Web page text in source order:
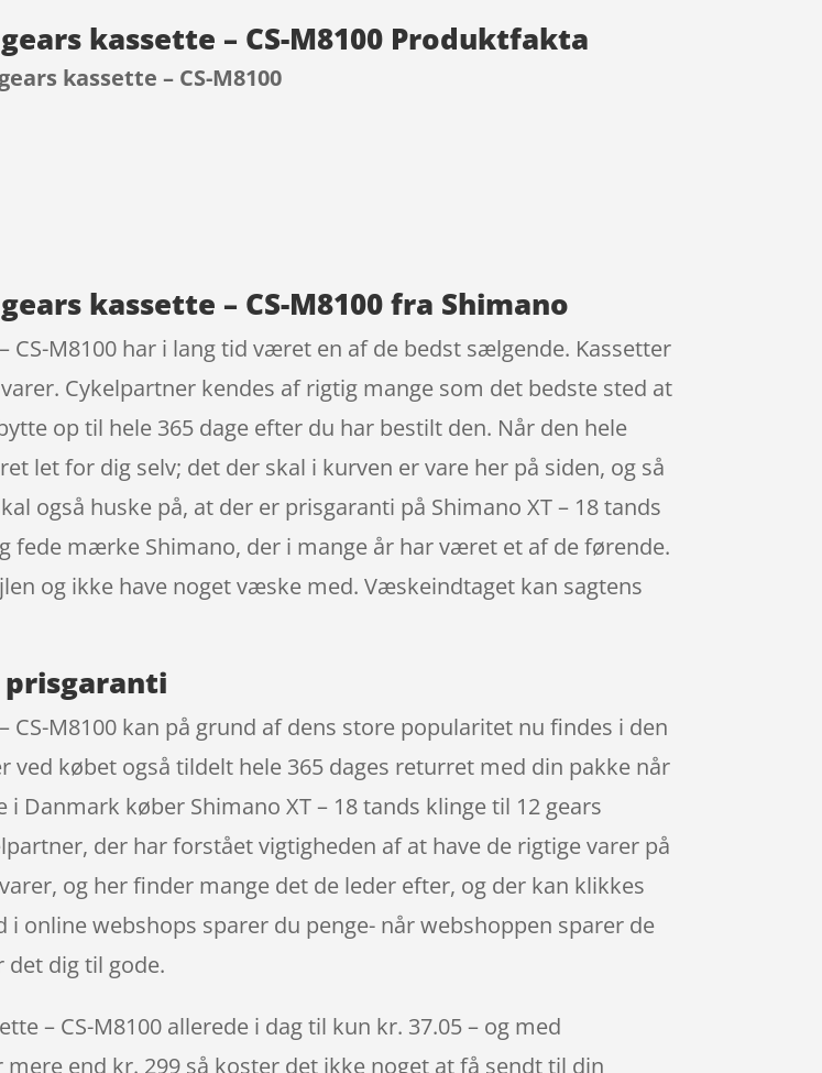
kassette – CS-M8100 Produktfakta
kassette – CS-M8100
kassette – CS-M8100 fra Shimano
CS-M8100 har i lang tid været en af de bedst sælgende. Kassetter
Cykelpartner kendes af rigtig mange som det bedste sted at
op til hele 365 dage efter du har bestilt den. Når den hele
let for dig selv; det der skal i kurven er vare her på siden, og så
også huske på, at der er prisgaranti på Shimano XT – 18 tands
fede mærke Shimano, der i mange år har været et af de førende.
og ikke have noget væske med. Væskeindtaget kan sagtens
CS-M8100 kan på grund af dens store popularitet nu findes i den
købet også tildelt hele 365 dages returret med din pakke når
Danmark køber Shimano XT – 18 tands klinge til 12 gears
der har forstået vigtigheden af at have de rigtige varer på
og her finder mange det de leder efter, og der kan klikkes
i online webshops sparer du penge- når webshoppen sparer de
dig til gode.
– CS-M8100 allerede i dag til kun kr. 37.05 – og med
end kr. 299 så koster det ikke noget at få sendt til din